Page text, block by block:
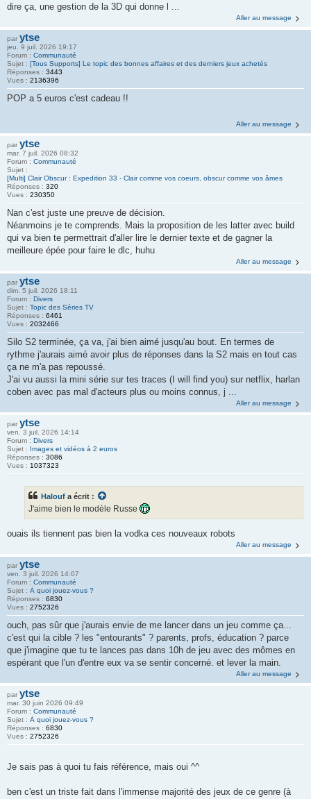
dire ça, une gestion de la 3D qui donne l ...
Aller au message
par ytse
jeu. 9 juil. 2026 19:17
Forum : Communauté
Sujet : [Tous Supports] Le topic des bonnes affaires et des derniers jeux achetés
Réponses : 3443
Vues : 2136396
POP a 5 euros c'est cadeau !!
Aller au message
par ytse
mar. 7 juil. 2026 08:32
Forum : Communauté
Sujet :
[Multi] Clair Obscur : Expedition 33 - Clair comme vos coeurs, obscur comme vos âmes
Réponses : 320
Vues : 230350
Nan c'est juste une preuve de décision.
Néanmoins je te comprends. Mais la proposition de les latter avec build
qui va bien te permettrait d'aller lire le dernier texte et de gagner la
meilleure épée pour faire le dlc, huhu
Aller au message
par ytse
dim. 5 juil. 2026 18:11
Forum : Divers
Sujet : Topic des Séries TV
Réponses : 6461
Vues : 2032466
Silo S2 terminée, ça va, j'ai bien aimé jusqu'au bout. En termes de
rythme j'aurais aimé avoir plus de réponses dans la S2 mais en tout cas
ça ne m'a pas repoussé.
J'ai vu aussi la mini série sur tes traces (I will find you) sur netflix, harlan
coben avec pas mal d'acteurs plus ou moins connus, j ...
Aller au message
par ytse
ven. 3 juil. 2026 14:14
Forum : Divers
Sujet : Images et vidéos à 2 euros
Réponses : 3086
Vues : 1037323
Halouf a écrit :
J'aime bien le modèle Russe
ouais ils tiennent pas bien la vodka ces nouveaux robots
Aller au message
par ytse
ven. 3 juil. 2026 14:07
Forum : Communauté
Sujet : À quoi jouez-vous ?
Réponses : 6830
Vues : 2752326
ouch, pas sûr que j'aurais envie de me lancer dans un jeu comme ça...
c'est qui la cible ? les "entourants" ? parents, profs, éducation ? parce
que j'imagine que tu te lances pas dans 10h de jeu avec des mômes en
espérant que l'un d'entre eux va se sentir concerné. et lever la main.
Aller au message
par ytse
mar. 30 juin 2026 09:49
Forum : Communauté
Sujet : À quoi jouez-vous ?
Réponses : 6830
Vues : 2752326
Je sais pas à quoi tu fais référence, mais oui ^^
ben c'est un triste fait dans l'immense majorité des jeux de ce genre (à